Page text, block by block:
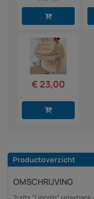
€ 23,00
Productoverzicht
OMSCHRIJVING